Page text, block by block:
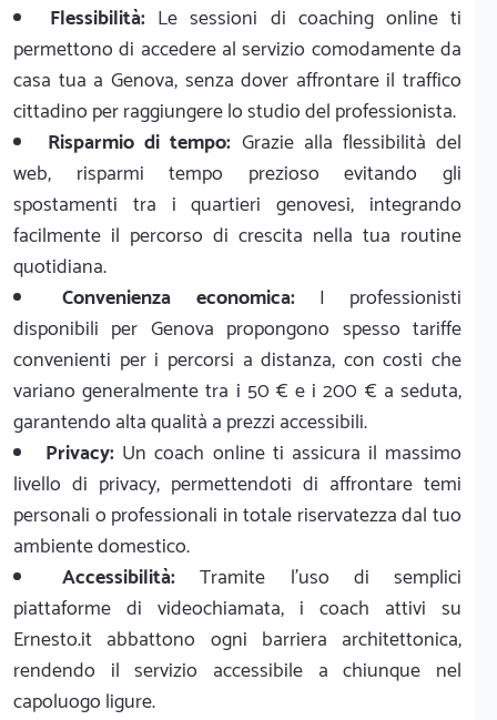
Flessibilità: Le sessioni di coaching online ti
permettono di accedere al servizio comodamente da
casa tua a Genova, senza dover affrontare il traffico
cittadino per raggiungere lo studio del professionista.
Risparmio di tempo: Grazie alla flessibilità del
web, risparmi tempo prezioso evitando gli
spostamenti tra i quartieri genovesi, integrando
facilmente il percorso di crescita nella tua routine
quotidiana.
Convenienza economica:I professionisti
disponibili per Genova propongono spesso tariffe
convenienti per i percorsi a distanza, con costi che
variano generalmente tra i 50 € e i 200 € a seduta,
garantendo alta qualità a prezzi accessibili.
Privacy: Un coach online ti assicura il massimo
livello di privacy, permettendoti di affrontare temi
personali o professionali in totale riservatezza dal tuo
ambiente domestico.
Accessibilità: Tramite l'uso di semplici
piattaforme di videochiamata, i coach attivi su
Ernesto.it abbattono ogni barriera architettonica,
rendendo il servizio accessibile a chiunque nel
capoluogo ligure.